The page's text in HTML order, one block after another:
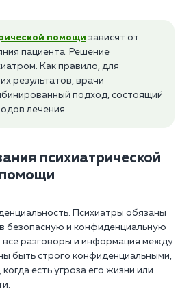
помощи зависят от
пациента. Решение
Как правило, для
результатов, врачи
подход, состоящий
лечения.
психиатрической
помощи
Психиатры обязаны
безопасную и конфиденциальную
все разговоры и информация между
быть строго конфиденциальными,
есть угроза его жизни или